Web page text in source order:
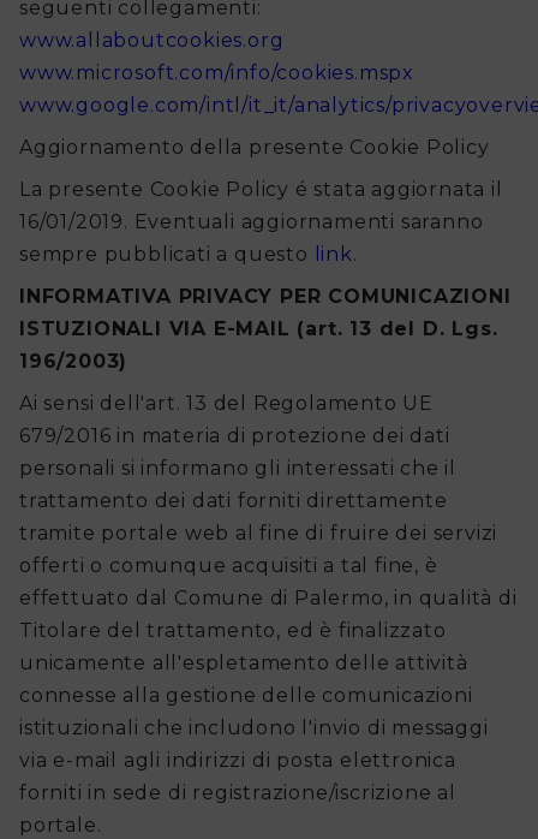
seguenti collegamenti:
www.allaboutcookies.org
www.microsoft.com/info/cookies.mspx
www.google.com/intl/it_it/analytics/
Aggiornamento della presente Cookie Policy
La presente Cookie Policy é stata aggiornata il
16/01/2019. Eventuali aggiornamenti saranno
sempre pubblicati a questo
link.
INFORMATIVA PRIVACY PER COMUNICAZIONI
ISTUZIONALI VIA E-MAIL (art. 13 del D. Lgs.
196/2003)
Ai sensi dell'art. 13 del Regolamento UE
679/2016 in materia di protezione dei dati
personali si informano gli interessati che il
trattamento dei dati forniti direttamente
tramite portale web al fine di fruire dei servizi
offerti o comunque acquisiti a tal fine, è
effettuato dal Comune di Palermo, in qualità di
Titolare del trattamento, ed è finalizzato
unicamente all'espletamento delle attività
connesse alla gestione delle comunicazioni
istituzionali che includono l'invio di messaggi
via e-mail agli indirizzi di posta elettronica
forniti in sede di registrazione/iscrizione al
portale.